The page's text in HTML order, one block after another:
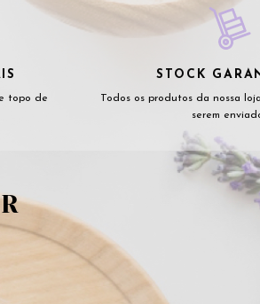
topo de
STOCK
Todos os produtos da nossa
serem